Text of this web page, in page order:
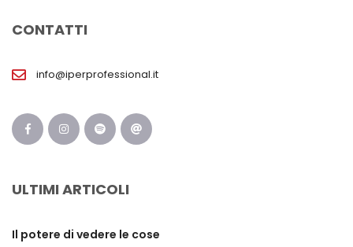
CONTATTI
info@iperprofessional.it
ULTIMI ARTICOLI
Il potere di vedere le cose